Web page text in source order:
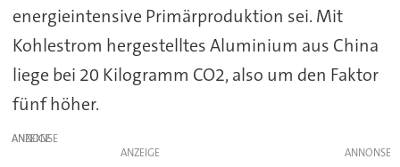
energieintensive Primärproduktion sei. Mit
Kohlestrom hergestelltes Aluminium aus China
liege bei 20 Kilogramm CO2, also um den Faktor
fünf höher.
ANZEIGE
ANZEIGE